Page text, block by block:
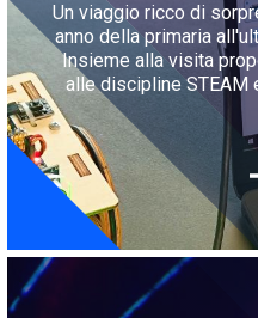
Un viaggio ricco di
anno della primaria
Insieme alla visita
alle discipline STEAM